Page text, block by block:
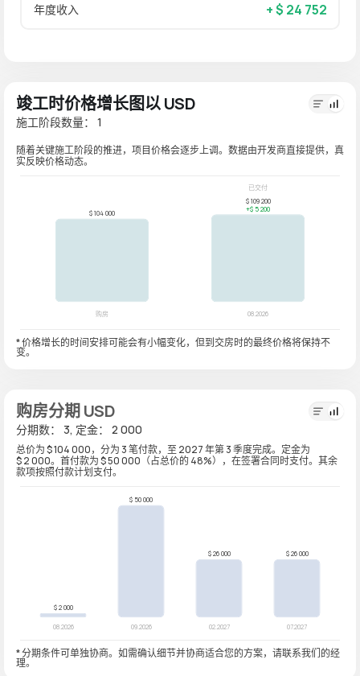
年度收入
+ $ 24 752
竣工时价格增长图以 USD
施工阶段数量： 1
随着关键施工阶段的推进，项目价格会逐步上调。数据由开发商直接提供，真
实反映价格动态。
* 价格增长的时间安排可能会有小幅变化，但到交房时的最终价格将保持不
变。
购房分期 USD
分期数： 3, 定金： 2 000
总价为 $ 104 000，分为 3 笔付款，至 2027 年第 3 季度完成。定金为
$ 2 000。首付款为 $ 50 000（占总价的 48%），在签署合同时支付。其余
款项按照付款计划支付。
* 分期条件可单独协商。如需确认细节并协商适合您的方案，请联系我们的经
理。